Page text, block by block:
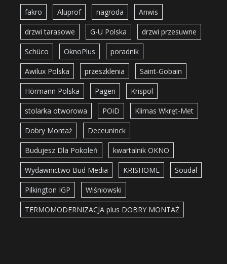
fakro Aluprof nagroda Anwis
drzwi tarasowe G-U Polska drzwi przesuwne
Schüco OknoPlus poradnik
Awilux Polska przeszklenia Saint-Gobain
Hörmann Polska Pagen Krispol
stolarka otworowa POiD Klimas Wkręt-Met
Dobry Montaż Deceuninck
Budujesz Dla Pokoleń kwartalnik OKNO
Wydawnictwo Bud Media KRISHOME Soudal
Pilkington IGP Wiśniowski
TERMOMODERNIZACJA plus DOBRY MONTAŻ